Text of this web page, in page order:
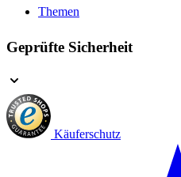
Themen
Geprüfte Sicherheit
Käuferschutz